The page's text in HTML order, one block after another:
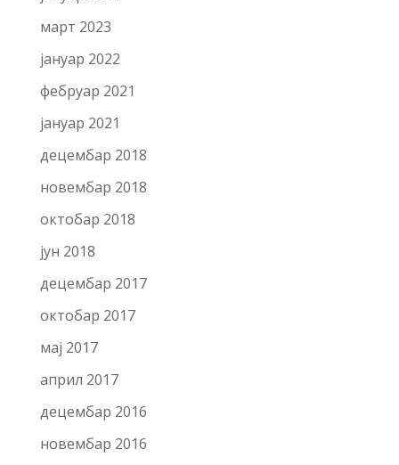
март 2023
јануар 2022
фебруар 2021
јануар 2021
децембар 2018
новембар 2018
октобар 2018
јун 2018
децембар 2017
октобар 2017
мај 2017
април 2017
децембар 2016
новембар 2016